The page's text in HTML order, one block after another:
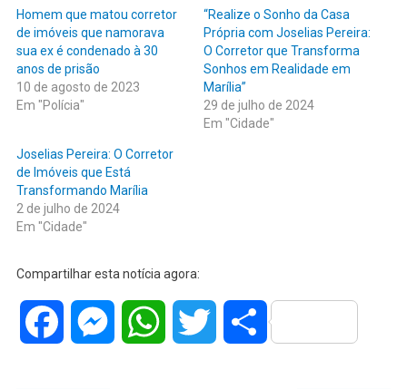
Homem que matou corretor
de imóveis que namorava
sua ex é condenado à 30
anos de prisão
10 de agosto de 2023
Em "Polícia"
“Realize o Sonho da Casa
Própria com Joselias Pereira:
O Corretor que Transforma
Sonhos em Realidade em
Marília”
29 de julho de 2024
Em "Cidade"
Joselias Pereira: O Corretor
de Imóveis que Está
Transformando Marília
2 de julho de 2024
Em "Cidade"
Compartilhar esta notícia agora:
Facebook MessengerWhatsAppTwitter Share